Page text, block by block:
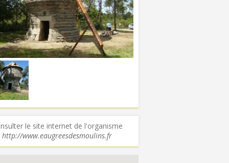
le site internet de l'organisme
http://www.eaugreesdesmoulins.fr